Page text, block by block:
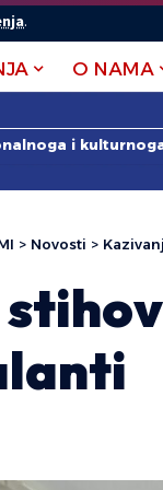
.
O NAMA
i
> Novosti >